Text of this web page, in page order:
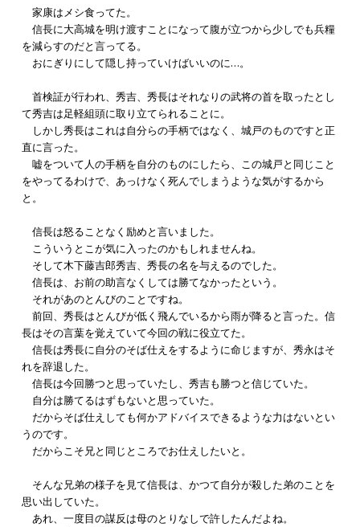
家康はメシ食ってた。
信長に大高城を明け渡すことになって腹が立つから少しでも兵糧
を減らすのだと言ってる。
おにぎりにして隠し持っていけばいいのに…。
首検証が行われ、秀吉、秀長はそれなりの武将の首を取ったとし
て秀吉は足軽組頭に取り立てられることに。
しかし秀長はこれは自分らの手柄ではなく、城戸のものですと正
直に言った。
嘘をついて人の手柄を自分のものにしたら、この城戸と同じこと
をやってるわけで、あっけなく死んでしまうような気がするから
と。
信長は怒ることなく励めと言いました。
こういうとこが気に入ったのかもしれませんね。
そして木下藤吉郎秀吉、秀長の名を与えるのでした。
信長は、お前の助言なくしては勝てなかったという。
それがあのとんびのことですね。
前回、秀長はとんびが低く飛んでいるから雨が降ると言った。信
長はその言葉を覚えていて今回の戦に役立てた。
信長は秀長に自分のそば仕えをするように命じますが、秀永はそ
れを辞退した。
信長は今回勝つと思っていたし、秀吉も勝つと信じていた。
自分は勝てるはずもないと思っていた。
だからそば仕えしても何かアドバイスできるような力はないとい
うのです。
だからこそ兄と同じところでお仕えしたいと。
そんな兄弟の様子を見て信長は、かつて自分が殺した弟のことを
思い出していた。
あれ、一度目の謀反は母のとりなしで許したんだよね。